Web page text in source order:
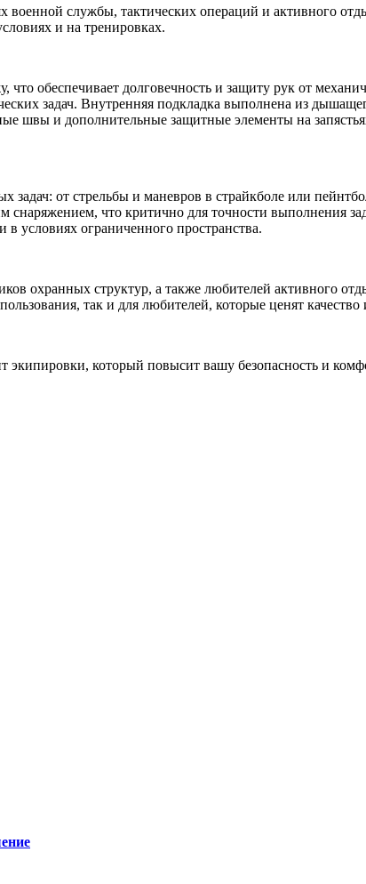
службы, тактических операций и активного
и на тренировках.
обеспечивает долговечность и защиту рук от
задач. Внутренняя подкладка выполнена из
швы и дополнительные защитные элементы на
задач: от стрельбы и маневров в страйкболе или
снаряжением, что критично для точности выполнения
условиях ограниченного пространства.
охранных структур, а также любителей активного
так и для любителей, которые ценят
который повысит вашу безопасность и